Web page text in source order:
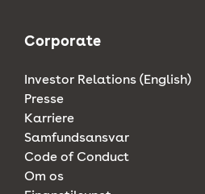
Corporate
Investor Relations (English)
Presse
Karriere
Samfundsansvar
Code of Conduct
Om os